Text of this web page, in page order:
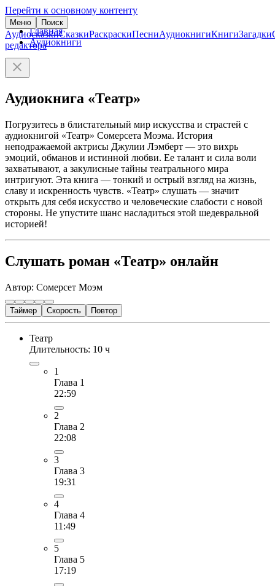
Перейти к основному контенту
Меню Поиск
АудиосказкиСказкиРаскраскиПесниАудиокнигиКнигиЗагадки
редактора
Главная
Аудиокниги
Аудиокнига «Театр»
Погрузитесь в блистательный мир искусства и страстей с
аудиокнигой «Театр» Сомерсета Моэма. История
неподражаемой актрисы Джулии Лэмберт — это вихрь
эмоций, обманов и истинной любви. Ее талант и сила воли
захватывают, а закулисные тайны театрального мира
интригуют. Эта книга — тонкий и острый взгляд на жизнь,
славу и искренность чувств. «Театр» слушать — значит
открыть для себя искусство и человеческие слабости с новой
стороны. Не упустите шанс насладиться этой шедевральной
историей!
Слушать роман «Театр» онлайн
Автор: Сомерсет Моэм
Таймер Скорость Повтор
Театр
Длительность: 10 ч
1
Глава 1
22:59
2
Глава 2
22:08
3
Глава 3
19:31
4
Глава 4
11:49
5
Глава 5
17:19